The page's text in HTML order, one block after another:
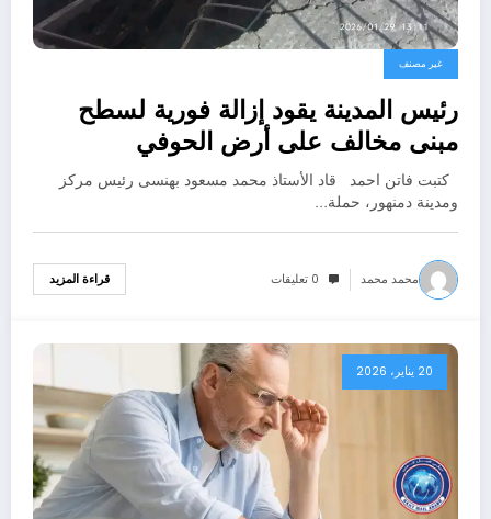
غير مصنف
رئيس المدينة يقود إزالة فورية لسطح
مبنى مخالف على أرض الحوفي
كتبت فاتن احمد قاد الأستاذ محمد مسعود بهنسى رئيس مركز
ومدينة دمنهور، حملة…
محمد محمد 0 تعليقات قراءة المزيد
20 يناير، 2026